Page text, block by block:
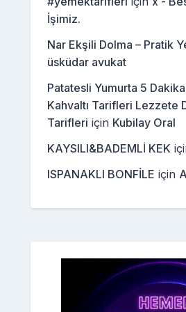
İşimiz.
Nar Ekşili Dolma – Pratik
üsküdar avukat
Patatesli Yumurta 5
Kahvaltı Tarifleri Lezzete
Tarifleri için Kubilay Oral
KAYSILI&BADEMLİ KEK
ISPANAKLI BONFİLE için